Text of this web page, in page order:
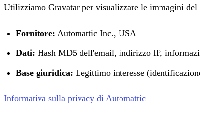
Utilizziamo Gravatar per visualizzare le immagini
Fornitore: Automattic Inc., USA
Dati: Hash MD5 dell'email, indirizzo IP,
Base giuridica: Legittimo interesse
Informativa sulla privacy di Automattic